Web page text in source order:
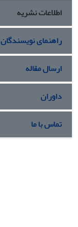
اطلاعات نشریه
راهنمای نویسندگان
ارسال مقاله
داوران
تماس با ما